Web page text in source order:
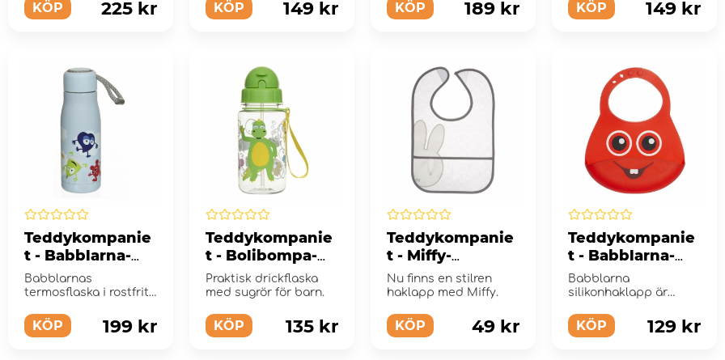
KÖP 225 kr KÖP 149 kr KÖP 189 kr
Bab...
KÖP 149 kr
Teddykompanie
t - Babblarna-
Termosflaska
Babblarnas
termosflaska i rostfritt
med sig på utf...
KÖP 199 kr
Teddykompanie
t - Bolibompa-
Vattenflaska
Praktisk drickflaska
med sugrör för barn.
KÖP 135 kr
Teddykompanie
t - Miffy-
Haklapp
Nu finns en stilren
haklapp med Miffy.
KÖP 49 kr
Teddykompanie
t - Babblarna-
Silikonhaklapp,
Bobbo
Babblarna
silikonhaklapp är
den smarta fickan
samlar upp matspil...
KÖP 129 kr